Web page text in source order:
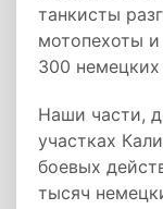
танкисты
мотопехоты
300
Наши части,
участках
боевых
тысяч